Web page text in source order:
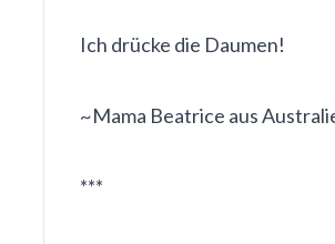
Ich drücke die Daumen!
~Mama Beatrice aus
***